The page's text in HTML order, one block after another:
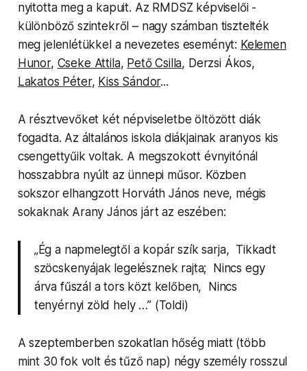
nyitotta meg a kapuit. Az RMD­SZ képviselői -
különböző szintekről – nagy számban tisztelték
meg je­len­létükkel a nevezetes eseményt: Kelemen
Hunor, Cseke Attila, Pető Csilla, Derzsi Ákos,
Lakatos Péter, Kiss Sándor...
A résztvevőket két népvise­letbe öltözött diák
fogadta. Az általános iskola diákjainak aranyos kis
csen­get­tyűik voltak. A megszokott évnyitónál
hosszabbra nyúlt az ünnepi műsor. Közben
sokszor elhangzott Horváth János neve, mégis
sokaknak Arany János járt az eszében:
„Ég a nap­melegtől a kopár szík sarja, Tikkadt
szöcskenyá­jak leg­elésznek rajta; Nincs egy
árva fűszál a tors közt kelőben, Nincs
tenyérnyi zöld hely …” (Toldi)
A szeptem­ber­ben szokatlan hőség miatt (több
mint 30 fok volt és tűző nap) négy személy rosszul